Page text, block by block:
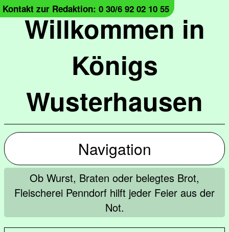
Willkommen in
Königs
Wusterhausen
Kontakt zur Redaktion: 0 30/6 92 02 10 55
Navigation
Ob Wurst, Braten oder belegtes Brot,
Fleischerei Penndorf hilft jeder Feier aus der
Not.